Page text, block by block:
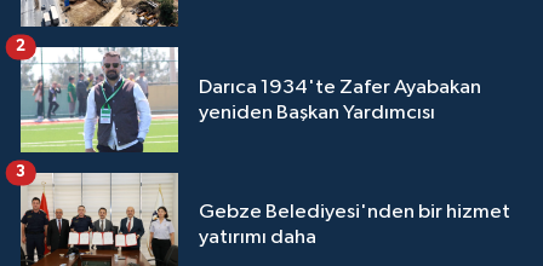
Darıca 1934'te Zafer Ayabakan
yeniden Başkan Yardımcısı
2
Gebze Belediyesi'nden bir hizmet
yatırımı daha
3